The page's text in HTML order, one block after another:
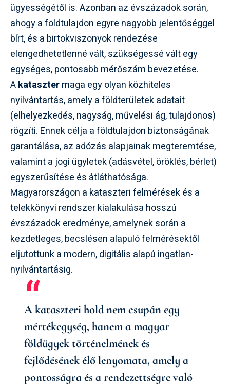
ügyességétől is. Azonban az évszázadok során,
ahogy a földtulajdon egyre nagyobb jelentőséggel
bírt, és a birtokviszonyok rendezése
elengedhetetlenné vált, szükségessé vált egy
egységes, pontosabb mérőszám bevezetése.
Akatasztermaga egy olyan közhiteles
nyilvántartás, amely a földterületek adatait
(elhelyezkedés, nagyság, művelési ág, tulajdonos)
rögzíti. Ennek célja a földtulajdon biztonságának
garantálása, az adózás alapjainak megteremtése,
valamint a jogi ügyletek (adásvétel, öröklés, bérlet)
egyszerűsítése és átláthatósága.
Magyarországon a kataszteri felmérések és a
telekkönyvi rendszer kialakulása hosszú
évszázadok eredménye, amelynek során a
kezdetleges, becslésen alapuló felmérésektől
eljutottunk a modern, digitális alapú ingatlan-
nyilvántartásig.
A kataszteri hold nem csupán egy
mértékegység, hanem a magyar
földügyek történelmének és
fejlődésének élő lenyomata, amely a
pontosságra és a rendezettségre való